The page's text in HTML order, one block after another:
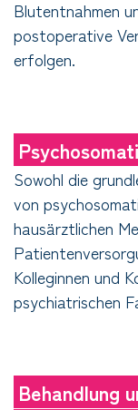
Blutentnahmen
postoperative
erfolgen.
Sowohl die
von
hausärztlichen
Kolleginnen und
psychiatrischen
Behandlung